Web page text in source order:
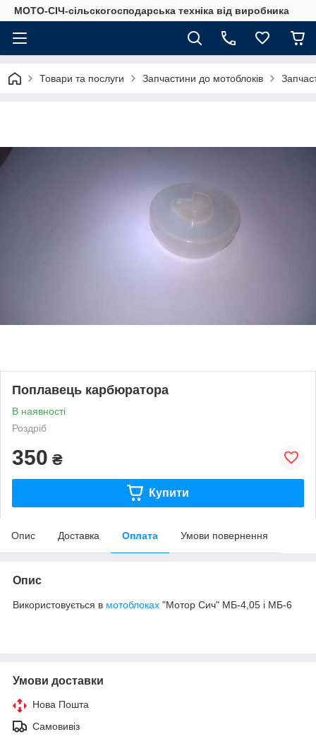
МОТО-СІЧ-сільскогосподарська техніка від виробника
Товари та послуги Запчастини до мотоблоків
Поплавець карбюратора
В наявності
Роздріб
350 ₴
Купити
Опис Доставка Оплата Умови повернення
Опис
Використовується в мотоблоках "Мотор Сич" МБ-4,05 і МБ-6
Умови доставки
Нова Пошта
Самовивіз